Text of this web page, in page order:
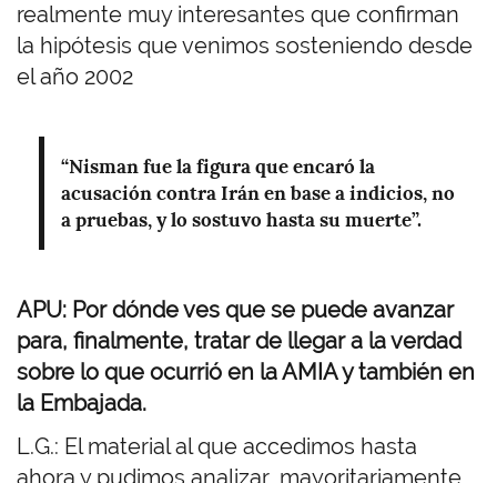
realmente muy interesantes que confirman
la hipótesis que venimos sosteniendo desde
el año 2002
“Nisman fue la figura que encaró la
acusación contra Irán en base a indicios, no
a pruebas, y lo sostuvo hasta su muerte”.
APU: Por dónde ves que se puede avanzar
para, finalmente, tratar de llegar a la verdad
sobre lo que ocurrió en la AMIA y también en
la Embajada.
L.G.: El material al que accedimos hasta
ahora y pudimos analizar, mayoritariamente